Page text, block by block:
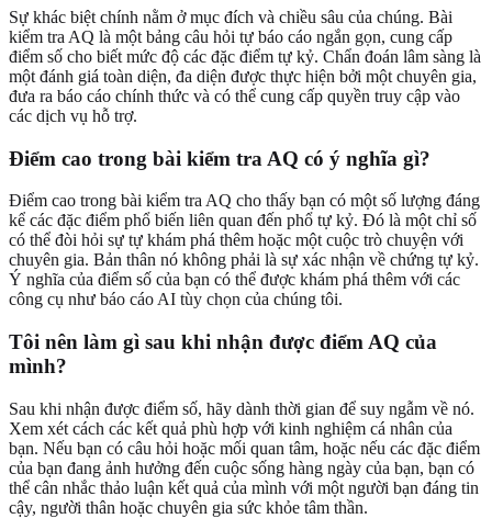
Sự khác biệt chính nằm ở mục đích và chiều sâu của chúng. Bài
kiểm tra AQ là một bảng câu hỏi tự báo cáo ngắn gọn, cung cấp
điểm số cho biết mức độ các đặc điểm tự kỷ. Chẩn đoán lâm sàng là
một đánh giá toàn diện, đa diện được thực hiện bởi một chuyên gia,
đưa ra báo cáo chính thức và có thể cung cấp quyền truy cập vào
các dịch vụ hỗ trợ.
Điểm cao trong bài kiểm tra AQ có ý nghĩa gì?
Điểm cao trong bài kiểm tra AQ cho thấy bạn có một số lượng đáng
kể các đặc điểm phổ biến liên quan đến phổ tự kỷ. Đó là một chỉ số
có thể đòi hỏi sự tự khám phá thêm hoặc một cuộc trò chuyện với
chuyên gia. Bản thân nó không phải là sự xác nhận về chứng tự kỷ.
Ý nghĩa của điểm số của bạn có thể được khám phá thêm với các
công cụ như báo cáo AI tùy chọn của chúng tôi.
Tôi nên làm gì sau khi nhận được điểm AQ của
mình?
Sau khi nhận được điểm số, hãy dành thời gian để suy ngẫm về nó.
Xem xét cách các kết quả phù hợp với kinh nghiệm cá nhân của
bạn. Nếu bạn có câu hỏi hoặc mối quan tâm, hoặc nếu các đặc điểm
của bạn đang ảnh hưởng đến cuộc sống hàng ngày của bạn, bạn có
thể cân nhắc thảo luận kết quả của mình với một người bạn đáng tin
cậy, người thân hoặc chuyên gia sức khỏe tâm thần.